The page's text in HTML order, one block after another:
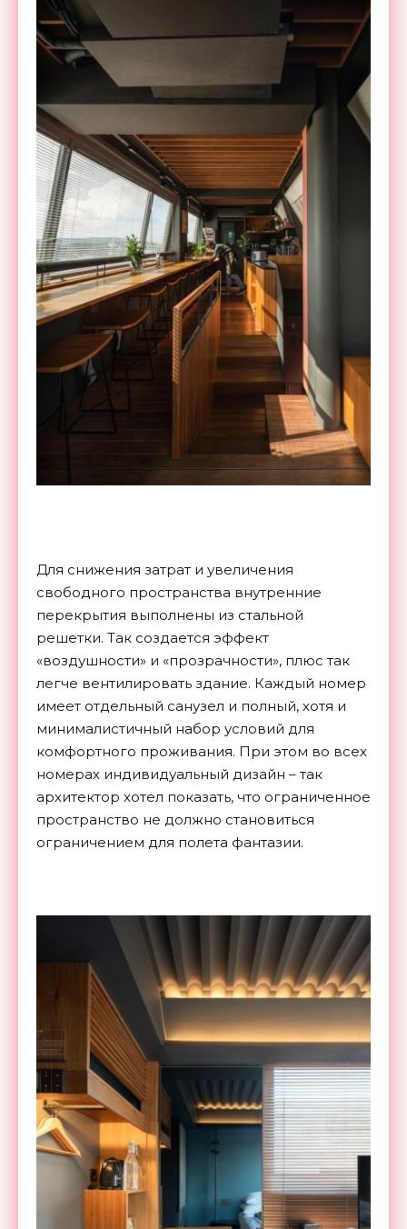
Для снижения затрат и увеличения
свободного пространства внутренние
перекрытия выполнены из стальной
решетки. Так создается эффект
«воздушности» и «прозрачности», плюс так
легче вентилировать здание. Каждый номер
имеет отдельный санузел и полный, хотя и
минималистичный набор условий для
комфортного проживания. При этом во всех
номерах индивидуальный дизайн – так
архитектор хотел показать, что ограниченное
пространство не должно становиться
ограничением для полета фантазии.